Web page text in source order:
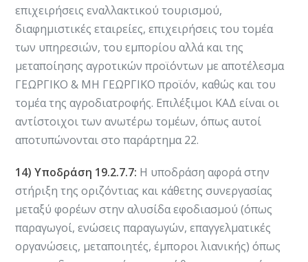
επιχειρήσεις εναλλακτικού τουρισμού,
διαφημιστικές εταιρείες, επιχειρήσεις του τομέα
των υπηρεσιών, του εμπορίου αλλά και της
μεταποίησης αγροτικών προϊόντων με αποτέλεσμα
ΓΕΩΡΓΙΚΟ & ΜΗ ΓΕΩΡΓΙΚΟ προϊόν, καθώς και του
τομέα της αγροδιατροφής. Επιλέξιμοι ΚΑΔ είναι οι
αντίστοιχοι των ανωτέρω τομέων, όπως αυτοί
αποτυπώνονται στο παράρτημα 22.
14) Υποδράση 19.2.7.7: Η υποδράση αφορά στην
στήριξη της οριζόντιας και κάθετης συνεργασίας
μεταξύ φορέων στην αλυσίδα εφοδιασμού (όπως
παραγωγοί, ενώσεις παραγωγών, επαγγελματικές
οργανώσεις, μεταποιητές, έμποροι λιανικής) όπως